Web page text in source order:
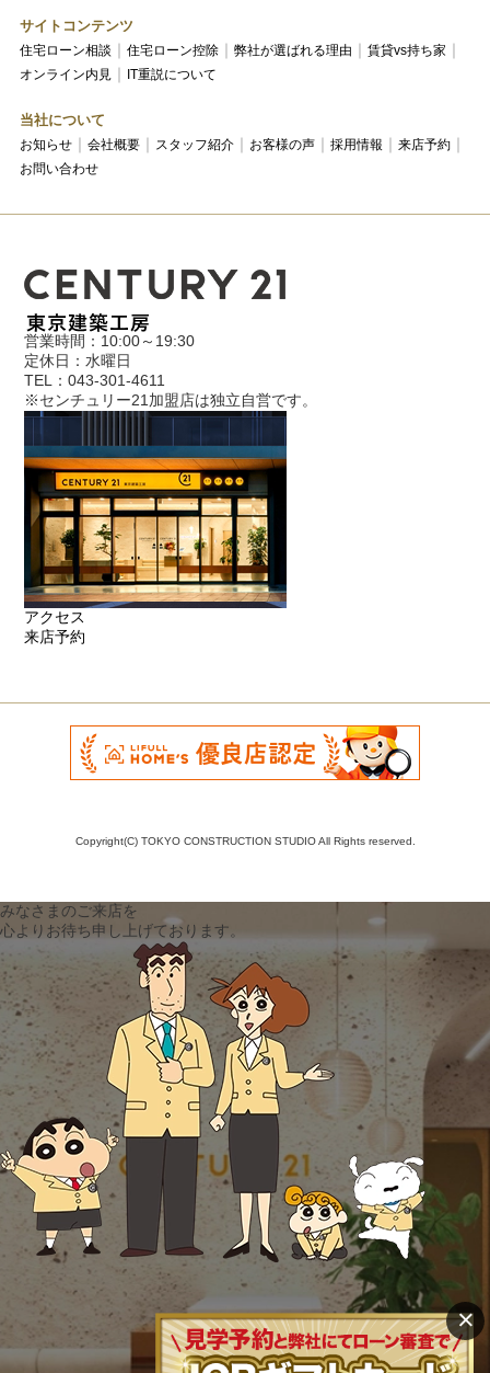
サイトコンテンツ
住宅ローン相談 住宅ローン控除 弊社が選ばれる理由
賃貸vs持ち家
オンライン内見
IT重説について
当社について
お知らせ 会社概要 スタッフ紹介 お客様の声 採用情報
来店予約
お問い合わせ
営業時間：10:00～19:30
定休日：水曜日
TEL：043-301-4611
※センチュリー21加盟店は独立自営です。
アクセス
来店予約
Copyright(C) TOKYO CONSTRUCTION STUDIO All Rights reserved.
みなさまのご来店を
心よりお待ち申し上げております。
×